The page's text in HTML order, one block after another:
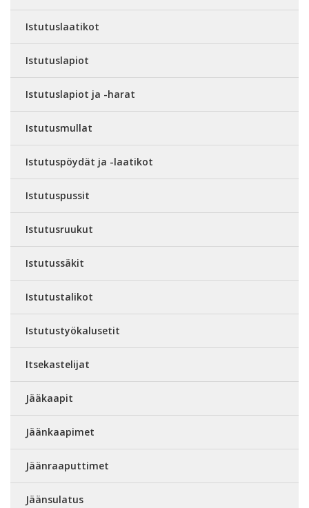
Istutuslaatikot
Istutuslapiot
Istutuslapiot ja -harat
Istutusmullat
Istutuspöydät ja -laatikot
Istutuspussit
Istutusruukut
Istutussäkit
Istutustalikot
Istutustyökalusetit
Itsekastelijat
Jääkaapit
Jäänkaapimet
Jäänraaputtimet
Jäänsulatus